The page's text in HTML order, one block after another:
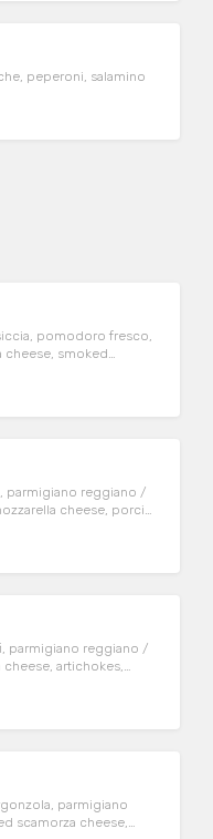
peperoni, salamino
pomodoro fresco,
cheese, smoked
parmigiano reggiano /
cheese, porcini
parmigiano reggiano /
artichokes,
parmigiano
scamorza cheese,